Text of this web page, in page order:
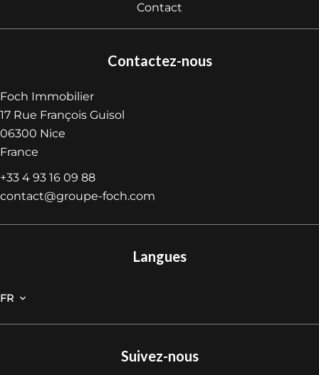
Contact
Contactez-nous
Foch Immobilier
17 Rue François Guisol
06300 Nice
France
+33 4 93 16 09 88
contact@groupe-foch.com
Langues
FR
Suivez-nous